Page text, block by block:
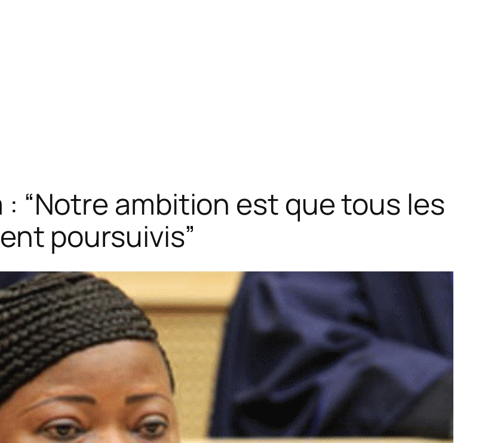
: “Notre ambition est que tous les
poursuivis”